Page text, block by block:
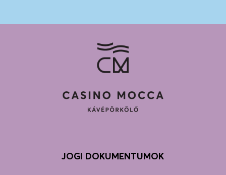
JOGI DOKUMENTUMOK